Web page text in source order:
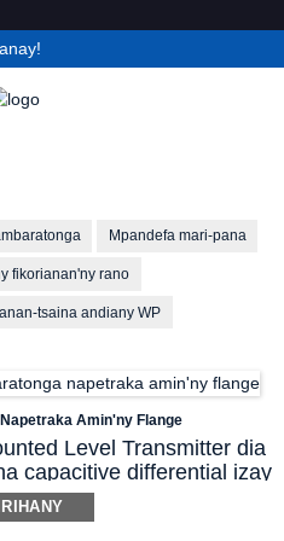
Mpandefa mari-pana
fikorianan'ny rano
tsaina andiany WP
Amin'ny Flange
Level Transmitter dia
capacitive differential izay
tsindry ho an'ny rano sy
fitoeran-javatra isan-